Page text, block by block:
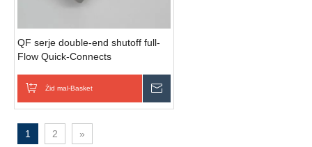
QF serje double-end shutoff full-
Flow Quick-Connects
Żid mal-Basket
1 2 »